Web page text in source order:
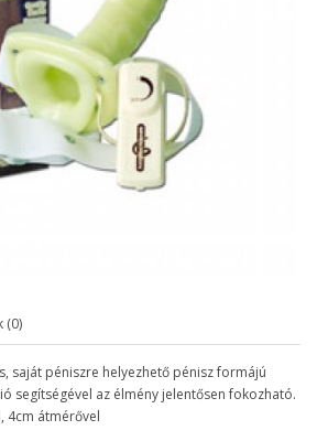
(0)
saját péniszre helyezhető pénisz formájú
segítségével az élmény jelentősen fokozható.
4cm átmérővel